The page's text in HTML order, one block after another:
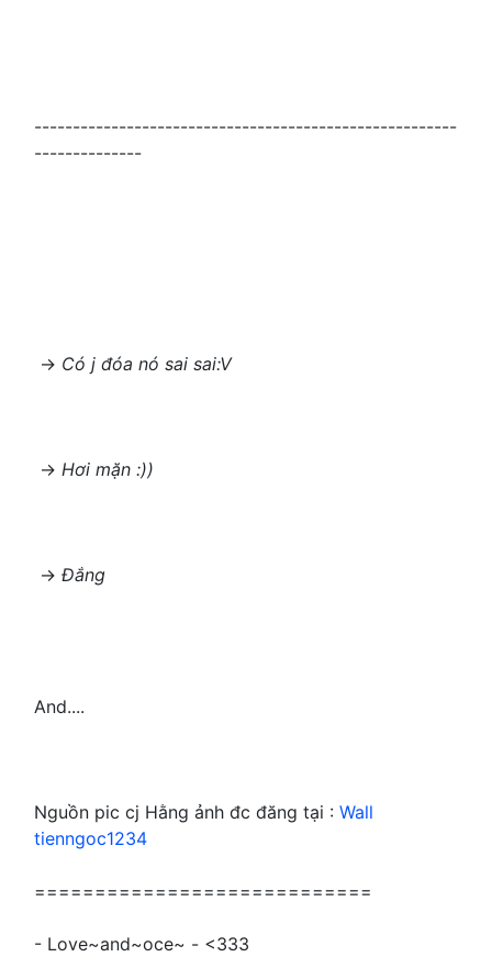
-------------------------------------------------------
--------------
-> Có j đóa nó sai sai:V
-> Hơi mặn :))
-> Đắng
And....
Nguồn pic cj Hằng ảnh đc đăng tại : Wall
tienngoc1234
============================
- Love~and~oce~ - <333